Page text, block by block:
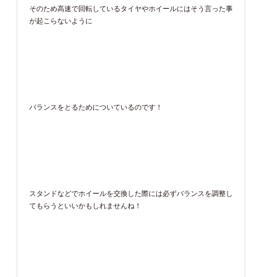
そのため高速で回転しているタイヤやホイールにはそう言った事
が起こらないように
バランスをとるためについているのです！
スタンドなどでホイールを交換した際には必ずバランスを調整し
てもらうといいかもしれませんね！